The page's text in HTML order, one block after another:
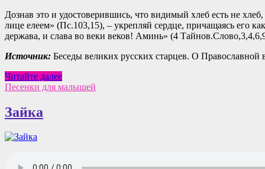
Дознав это и удостоверившись, что видимый хлеб есть не
лице елеем» (Пс.103,15), – укрепляй сердце, причащаясь его
держава, и слава во веки веков! Аминь» (4
Источник: Беседы великих русских старцев. О
О
крещении
Читайте далее
Песенки для малышей
Зайка